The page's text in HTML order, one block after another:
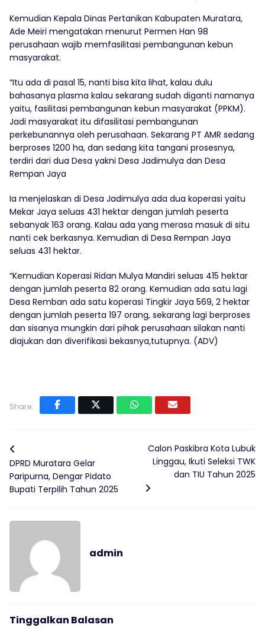
Kemudian Kepala Dinas Pertanikan Kabupaten Muratara,
Ade Meiri mengatakan menurut Permen Han 98
perusahaan wajib memfasilitasi pembangunan kebun
masyarakat.
“Itu ada di pasal 15, nanti bisa kita lihat, kalau dulu
bahasanya plasma kalau sekarang sudah diganti namanya
yaitu, fasilitasi pembangunan kebun masyarakat (PPKM).
Jadi masyarakat itu difasilitasi pembangunan
perkebunannya oleh perusahaan. Sekarang PT AMR sedang
berproses 1200 ha, dan sedang kita tangani prosesnya,
terdiri dari dua Desa yakni Desa Jadimulya dan Desa
Rempan Jaya
Ia menjelaskan di Desa Jadimulya ada dua koperasi yaitu
Mekar Jaya seluas 431 hektar dengan jumlah peserta
sebanyak 163 orang. Kalau ada yang merasa masuk di situ
nanti cek berkasnya. Kemudian di Desa Rempan Jaya
seluas 431 hektar.
“Kemudian Koperasi Ridan Mulya Mandiri seluas 415 hektar
dengan jumlah peserta 82 orang. Kemudian ada satu lagi
Desa Remban ada satu koperasi Tingkir Jaya 569, 2 hektar
dengan jumlah peserta 197 orang, sekarang lagi berproses
dan sisanya mungkin dari pihak perusahaan silakan nanti
diajukan dan diverifikasi bekasnya,tutupnya. (ADV)
Share:
DPRD Muratara Gelar
Paripurna, Dengar Pidato
Bupati Terpilih Tahun 2025
Calon Paskibra Kota Lubuk
Linggau, Ikuti Seleksi TWK
dan TIU Tahun 2025
admin
Tinggalkan Balasan